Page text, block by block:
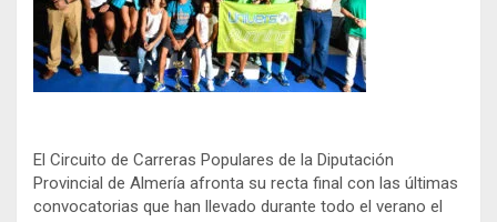
El Circuito de Carreras Populares de la Diputación
Provincial de Almería afronta su recta final con las últimas
convocatorias que han llevado durante todo el verano el